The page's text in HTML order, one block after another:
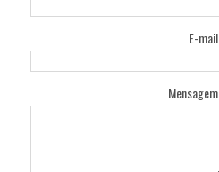
E-mail
Mensagem